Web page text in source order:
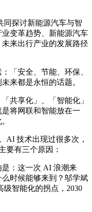
探讨新能源汽车与智
变革趋势、新能源汽车
来出行产业的发展路径
安全、节能、环保、
来都是永恒的话题。
享化」、「智能化」
将网联和智能放在一
技术出现过很多次，
要有三个原因：
：这一次 AI 浪潮来
时候能够来到？邬学斌
级智能化的拐点，2030